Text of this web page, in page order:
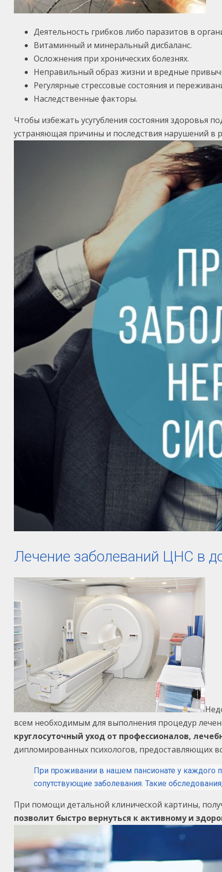
Деятельность грибков либо паразитов в
Витаминный и минеральный дисбаланс.
Осложнения при хронических болезнях.
Неправильный образ жизни и вредные
Регулярные стрессовые состояния и
Наследственные факторы.
Чтобы избежать усугубления состояния здоровья
устраняющая причины и последствия нарушений в
Лечение заболеваний ЦНС в
всем необходимым для выполнения процедур
круглосуточный уход от профессионалов,
дипломированных психологов,
При проживании в нашем пансионате у каждого
сопутствующие заболевания. Такие
При помощи детальной клинической картины,
позволит быстро вернуться к активному и